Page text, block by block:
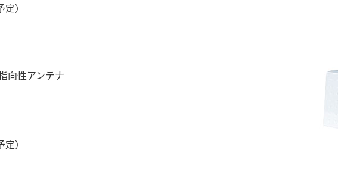
）
性アンテナ
）